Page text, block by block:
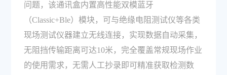
问题，该通讯盒内置高性能双模蓝牙
（Classic+Ble）模块，可与绝缘电阻测试仪等各类
现场测试仪器建立无线连接，实现数据自动采集，
无阻挡传输距离可达10米，完全覆盖常规现场作业
的使用需求，无需人工抄录即可精准获取检测数